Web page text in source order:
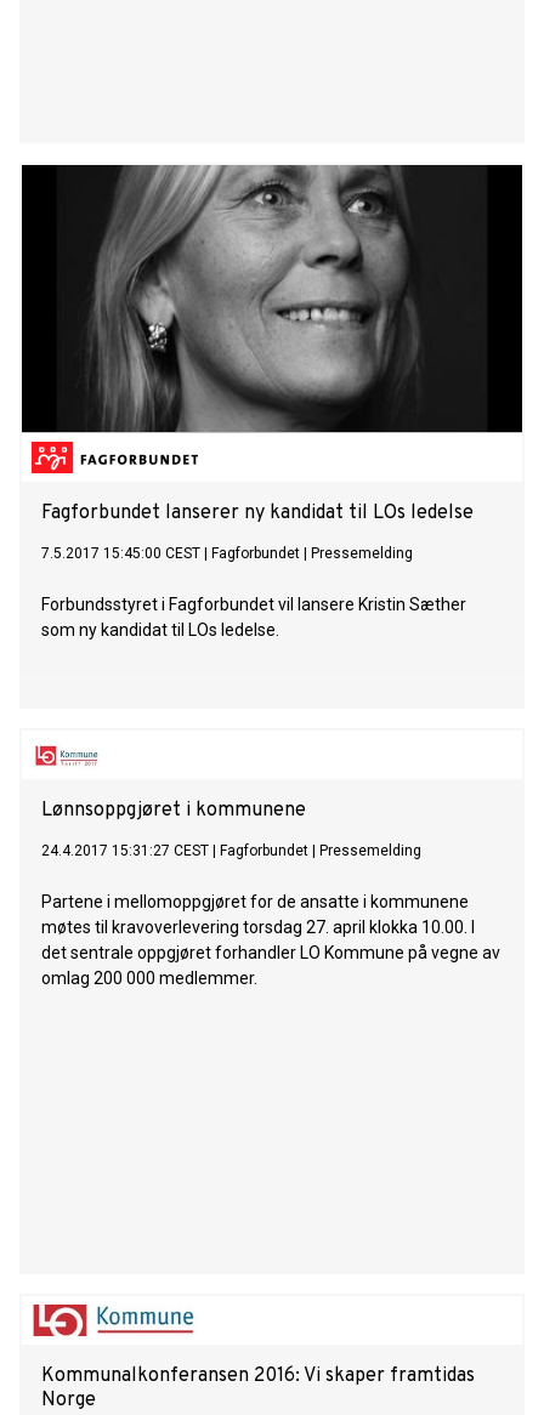
Fagforbundet lanserer ny kandidat til LOs ledelse
7.5.2017 15:45:00 CEST Fagforbundet Pressemelding
Forbundsstyret i Fagforbundet vil lansere Kristin Sæther
som ny kandidat til LOs ledelse.
Lønnsoppgjøret i kommunene
24.4.2017 15:31:27 CEST Fagforbundet Pressemelding
Partene i mellomoppgjøret for de ansatte i kommunene
møtes til kravoverlevering torsdag 27. april klokka 10.00. I
det sentrale oppgjøret forhandler LO Kommune på vegne av
omlag 200 000 medlemmer.
Kommunalkonferansen 2016: Vi skaper framtidas
Norge